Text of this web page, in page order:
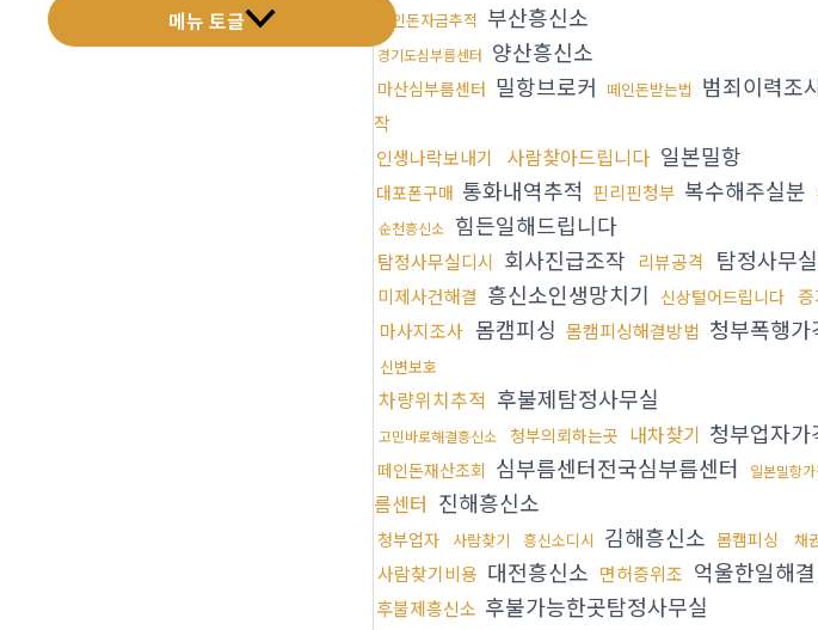
메뉴 토글 떼인돈자금추적 부산흥신소
경기도심부름센터 양산흥신소
마산심부름센터 밀항브로커 떼인돈받는법 범죄이력조
작
인생나락보내기
사람찾아드립니다 일본밀항
대포폰구매 통화내역추적 핀리핀청부 복수해주실분
순천흥신소 힘든일해드립니다
탐정사무실디시 회사진급조작 리뷰공격 탐정사무
미제사건해결 흥신소인생망치기 신상털어드립니다
마사지조사 몸캠피싱 몸캠피싱해결방법 청부폭행가
신변보호
차량위치추적 후불제탐정사무실
고민바로해결흥신소 청부의뢰하는곳 내차찾기 청부업자가
떼인돈재산조회 심부름센터전국심부름센터 일본밀항가
름센터 진해흥신소
청부업자 사람찾기 흥신소디시 김해흥신소 몸캠피싱 채
사람찾기비용 대전흥신소 면허증위조 억울한일해결
후불제흥신소 후불가능한곳탐정사무실